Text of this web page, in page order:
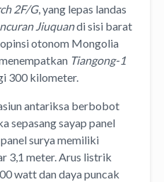
2F/G, yang lepas landas
Jiuquandi sisi barat
otonom Mongolia
Tiangong-1
300 kilometer.
antariksa berbobot
sepasang sayap panel
surya memiliki
3,1 meter. Arus listrik
watt dan daya puncak